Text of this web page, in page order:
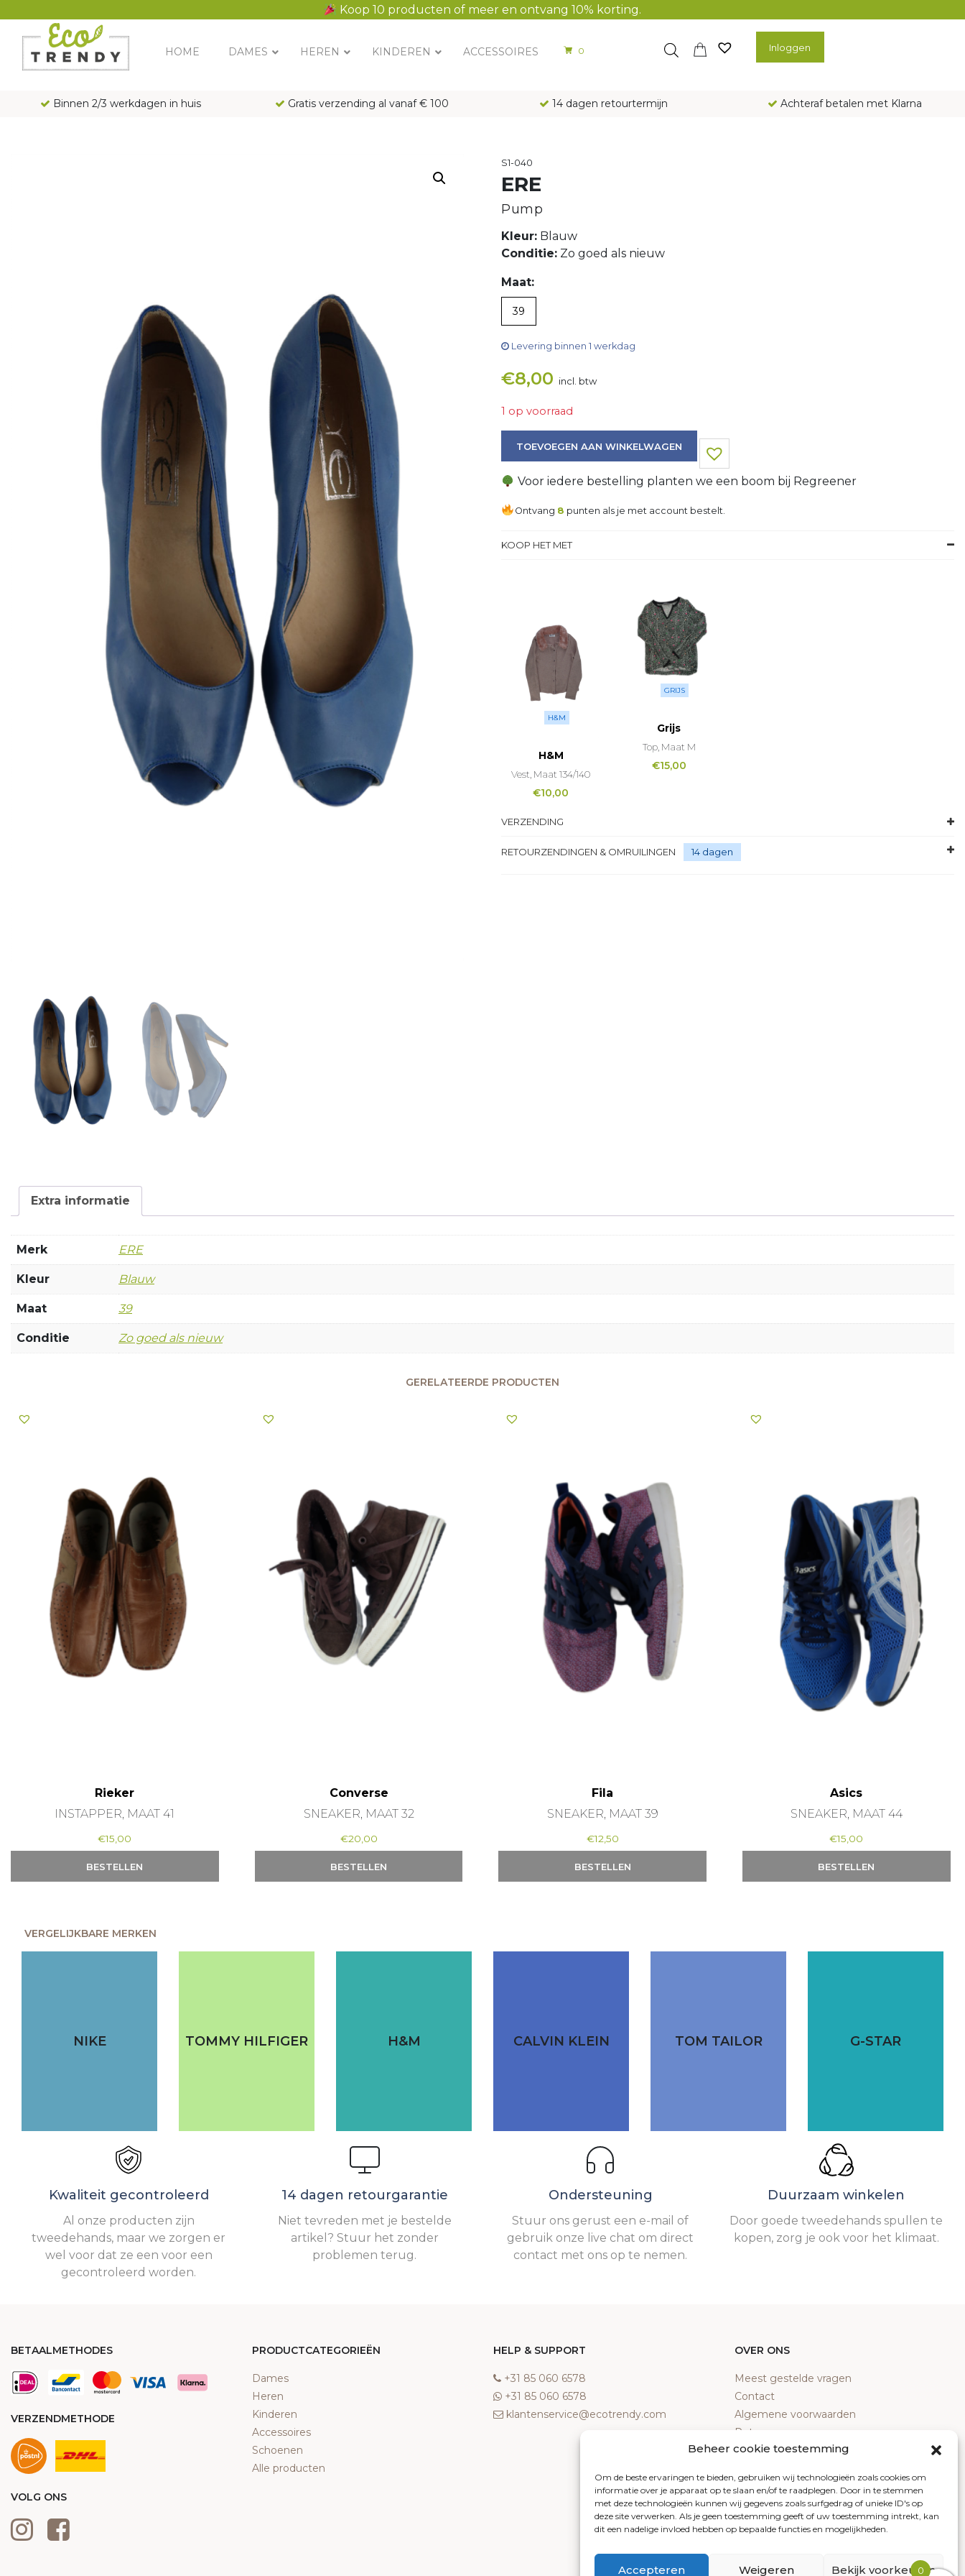
Koop 10 producten of meer en ontvang 10% korting.
Beheer cookie toestemming
Om de beste ervaringen te bieden, gebruiken wij technologieën zoals cookies om
informatie over je apparaat op te slaan en/of te raadplegen. Door in te stemmen
met deze technologieën kunnen wij gegevens zoals surfgedrag of unieke ID's op
deze site verwerken. Als je geen toestemming geeft of uw toestemming intrekt, kan
dit een nadelige invloed hebben op bepaalde functies en mogelijkheden.
Accepteren Weigeren Bekijk voorkeuren
Main Navigation
HOME DAMES HEREN KINDEREN ACCESSOIRES 0 Inloggen
Binnen 2/3 werkdagen in huis Gratis verzending al vanaf € 100 14 dagen retourtermijn Achteraf betalen met Klarna
S1-040
ERE
Pump
Kleur: Blauw
Conditie: Zo goed als nieuw
Maat:
39
Levering binnen 1 werkdag
€8,00 incl. btw
1 op voorraad
TOEVOEGEN AAN WINKELWAGEN
Voor iedere bestelling planten we een boom bij Regreener
Ontvang 8 punten als je met account bestelt.
KOOP HET MET
H&M
H&M
Vest, Maat 134/140
€10,00
GRIJS
Grijs
Top, Maat M
€15,00
VERZENDING
RETOURZENDINGEN & OMRUILINGEN 14 dagen
Extra informatie
Merk ERE
Kleur Blauw
Maat 39
Conditie Zo goed als nieuw
GERELATEERDE PRODUCTEN
Rieker
INSTAPPER, MAAT 41
€15,00
BESTELLEN
Converse
SNEAKER, MAAT 32
€20,00
BESTELLEN
Fila
SNEAKER, MAAT 39
€12,50
BESTELLEN
Asics
SNEAKER, MAAT 44
€15,00
BESTELLEN
VERGELIJKBARE MERKEN
NIKE TOMMY HILFIGER H&M CALVIN KLEIN TOM TAILOR G-STAR
Kwaliteit gecontroleerd
Al onze producten zijn
tweedehands, maar we zorgen er
wel voor dat ze een voor een
gecontroleerd worden.
14 dagen retourgarantie
Niet tevreden met je bestelde
artikel? Stuur het zonder
problemen terug.
Ondersteuning
Stuur ons gerust een e-mail of
gebruik onze live chat om direct
contact met ons op te nemen.
Duurzaam winkelen
Door goede tweedehands spullen te
kopen, zorg je ook voor het klimaat.
BETAALMETHODES
VERZENDMETHODE
VOLG ONS
PRODUCTCATEGORIEËN
Dames
Heren
Kinderen
Accessoires
Schoenen
Alle producten
HELP & SUPPORT
‎+31 85 060 6578
‎+31 85 060 6578
klantenservice@ecotrendy.com
OVER ONS
Meest gestelde vragen
Contact
Algemene voorwaarden
Retourneren
Klachten
Cookiebeleid
0